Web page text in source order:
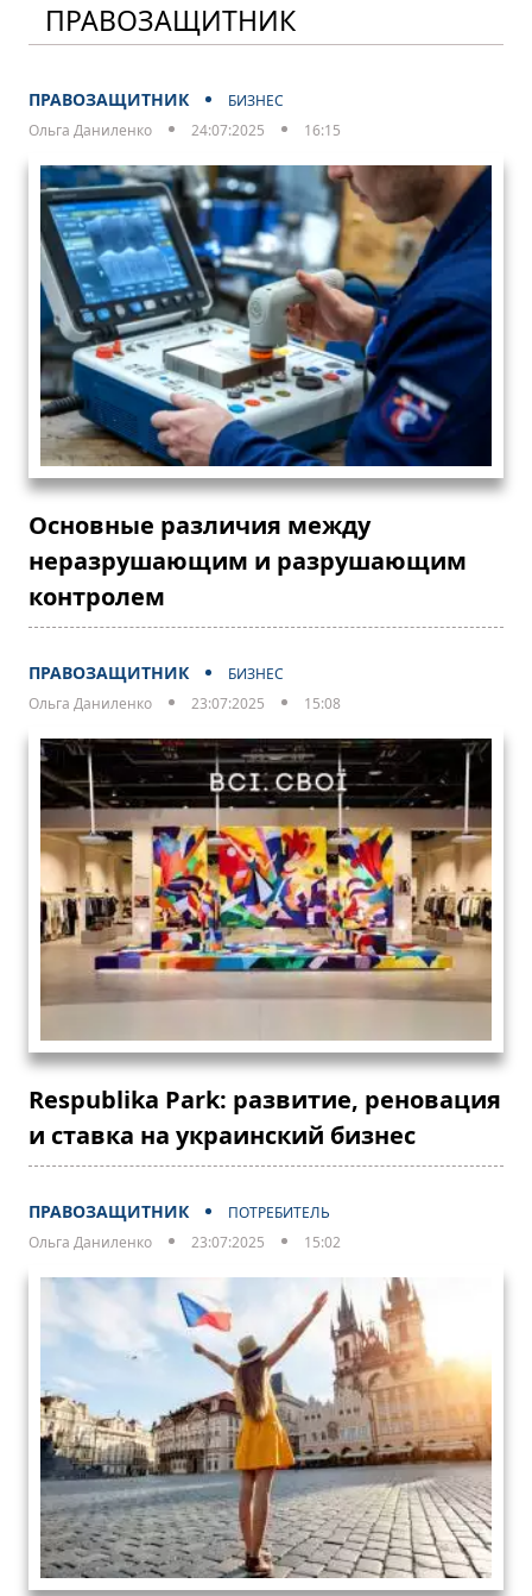
ПРАВОЗАЩИТНИК
ПРАВОЗАЩИТНИК
БИЗНЕС
Ольга Даниленко
24:07:2025 16:15
Основные различия между
неразрушающим и разрушающим
контролем
ПРАВОЗАЩИТНИК
БИЗНЕС
Ольга Даниленко
23:07:2025 15:08
Respublika Park: развитие, реновация
и ставка на украинский бизнес
ПРАВОЗАЩИТНИК
ПОТРЕБИТЕЛЬ
Ольга Даниленко
23:07:2025 15:02